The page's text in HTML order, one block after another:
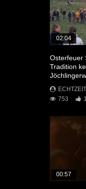
02:04
Osterfeuer
Tradition
753
1
00:57